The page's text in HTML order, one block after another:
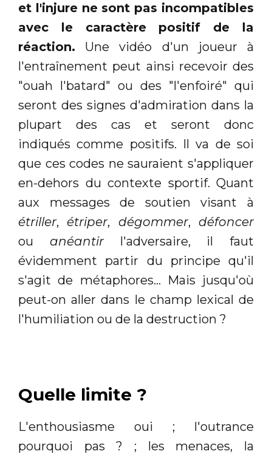
et l'injure ne sont pas incompatibles
avec le caractère positif de la
réaction. Une vidéo d'un joueur à
l'entraînement peut ainsi recevoir des
"ouah l'batard" ou des "l'enfoiré" qui
seront des signes d'admiration dans la
plupart des cas et seront donc
indiqués comme positifs. Il va de soi
que ces codes ne sauraient s'appliquer
en-dehors du contexte sportif. Quant
aux messages de soutien visant à
étriller,étriper, dégommer,défoncer
ou anéantir l'adversaire, il faut
évidemment partir du principe qu'il
s'agit de métaphores... Mais jusqu'où
peut-on aller dans le champ lexical de
l'humiliation ou de la destruction ?
Quelle limite ?
L'enthousiasme oui ; l'outrance
pourquoi pas ? ; les menaces, la